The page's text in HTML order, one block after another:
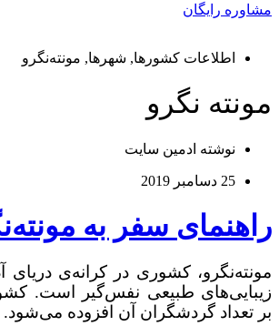
مشاوره رایگان
اطلاعات کشورها, شهرها, مونته‌نگرو
مونته نگرو
نوشته ادمین سایت
25 دسامبر 2019
راهنمای سفر به
مونته‌نگرو، کشوری در کرانه‌ی دریای
زیبایی‌های طبیعی نفس‌گیر است.
بر تعداد گردشگران آن افزوده می‌شود.